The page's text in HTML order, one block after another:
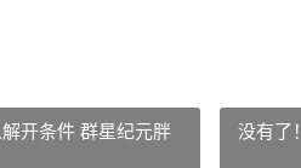
开条件 群星纪元胖
没有了！